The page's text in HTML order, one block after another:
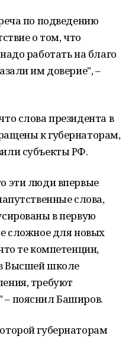
по подведению
о том, что
работать на благо
им доверие", –
слова президента в
к губернаторам,
субъекты РФ.
эти люди впервые
слова,
в первую
сложное для новых
те компетенции,
Высшей школе
требуют
– пояснил Баширов.
губернаторам